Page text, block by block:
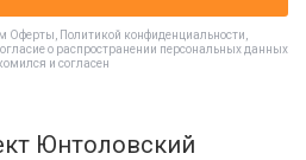
Оферты Политикой конфиденциальности
о распространении персональных данных
и согласен
Юнтоловский